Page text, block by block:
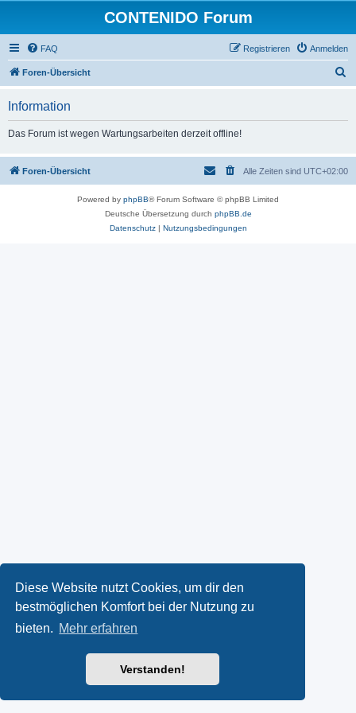
Diese Website nutzt Cookies, um dir den
bestmöglichen Komfort bei der Nutzung zu
bieten. Mehr erfahren
Verstanden!
CONTENIDO Forum
FAQ Anmelden
Registrieren
Foren-Übersicht
Information
Das Forum ist wegen Wartungsarbeiten derzeit offline!
Foren-Übersicht Alle Zeiten sind UTC+02:00
Powered by phpBB® Forum Software © phpBB Limited
Deutsche Übersetzung durch phpBB.de
Datenschutz| Nutzungsbedingungen